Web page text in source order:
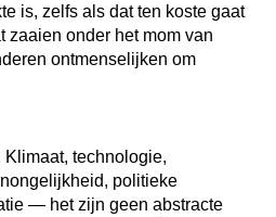
is, zelfs als dat ten koste gaat
zaaien onder het mom van
ontmenselijken om
technologie,
politieke
— het zijn geen abstracte